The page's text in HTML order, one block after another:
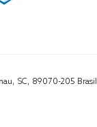
SC, 89070-205 Brasil